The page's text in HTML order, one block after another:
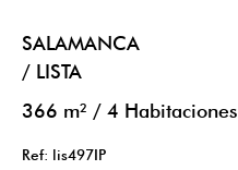
SALAMANCA
/ LISTA
366 m² / 4 Habitaciones
Ref: lis497IP